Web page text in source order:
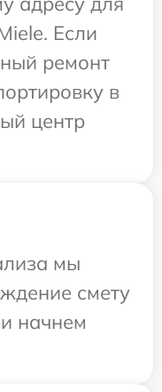
Если
ремонт
в
центр
мы
смету
начнем